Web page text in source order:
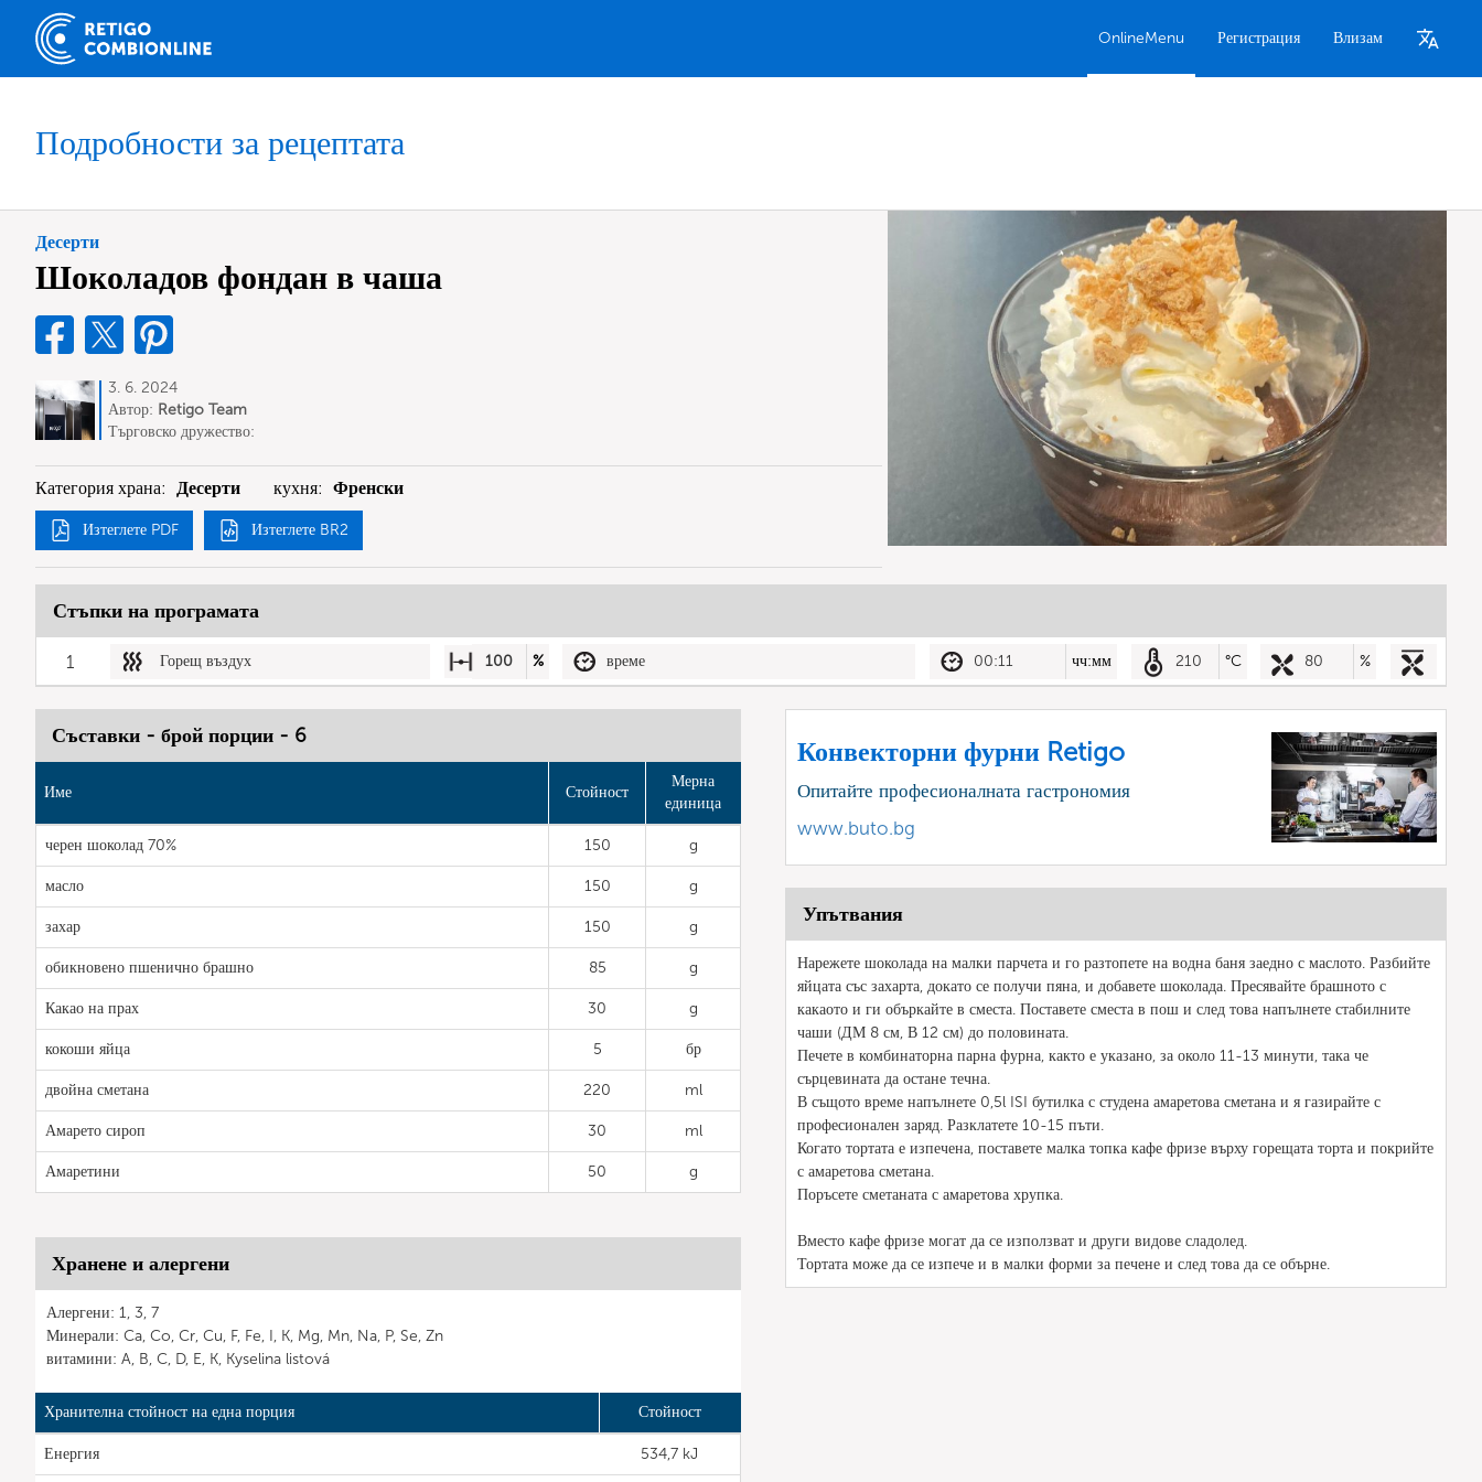
OnlineMenu Регистрация Влизам
Подробности за рецептата
Десерти
Шоколадов фондан в чаша
3. 6. 2024
Автор: Retigo Team
Deutschland
Търговско дружество:
Категория храна: Десерти кухня: Френски
Изтеглете PDF Изтеглете BR2
Стъпки на програмата
1 Горещ въздух 100 % време 00:11 чч:мм 210 °C 80 %
Съставки - брой порции - 6
Име Стойност
Мерна
единица
черен шоколад 70% 150 g
масло 150 g
захар 150 g
обикновено пшенично брашно 85 g
Какао на прах 30 g
кокоши яйца 5 бр
двойна сметана 220 ml
Амарето сироп 30 ml
Амаретини 50 g
Хранене и алергени
Алергени: 1, 3, 7
Минерали: Ca, Co, Cr, Cu, F, Fe, I, K, Mg, Mn, Na, P, Se, Zn
витамини: A, B, C, D, E, K, Kyselina listová
Хранителна стойност на една порция Стойност
Енергия 534,7 kJ
Конвекторни фурни Retigo
Опитайте професионалната гастрономия
www.buto.bg
Упътвания
Нарежете шоколада на малки парчета и го разтопете на водна баня заедно с маслото. Разбийте
яйцата със захарта, докато се получи пяна, и добавете шоколада. Пресявайте брашното с
какаото и ги объркайте в сместа. Поставете сместа в пош и след това напълнете стабилните
чаши (ДМ 8 см, В 12 см) до половината.
Печете в комбинаторна парна фурна, както е указано, за около 11-13 минути, така че
сърцевината да остане течна.
В същото време напълнете 0,5l ISI бутилка с студена амаретова сметана и я газирайте с
професионален заряд. Разклатете 10-15 пъти.
Когато тортата е изпечена, поставете малка топка кафе фризе върху горещата торта и покрийте
с амаретова сметана.
Поръсете сметаната с амаретова хрупка.
Вместо кафе фризе могат да се използват и други видове сладолед.
Тортата може да се изпече и в малки форми за печене и след това да се обърне.